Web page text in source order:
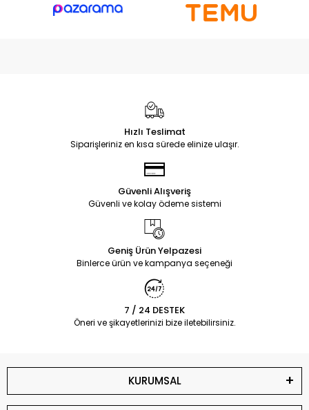
Hızlı Teslimat
Siparişleriniz en kısa sürede elinize ulaşır.
Güvenli Alışveriş
Güvenli ve kolay ödeme sistemi
Geniş Ürün Yelpazesi
Binlerce ürün ve kampanya seçeneği
7 / 24 DESTEK
Öneri ve şikayetlerinizi bize iletebilirsiniz.
KURUMSAL